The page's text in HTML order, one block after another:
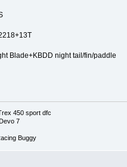
Blade+KBDD night tail/fin/paddle
450 sport dfc
7
Buggy